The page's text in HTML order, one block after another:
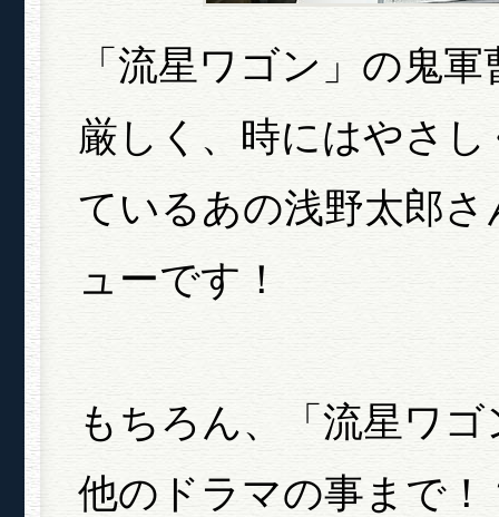
「流星ワゴン」の鬼
厳しく、時にはやさ
ているあの浅野太郎
ューです！
もちろん、「流星ワ
他のドラマの事まで